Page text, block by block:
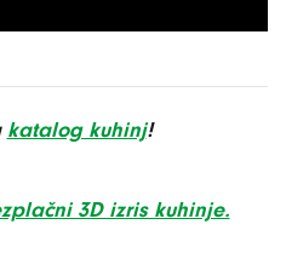
katalog kuhinj!
3D izris kuhinje.